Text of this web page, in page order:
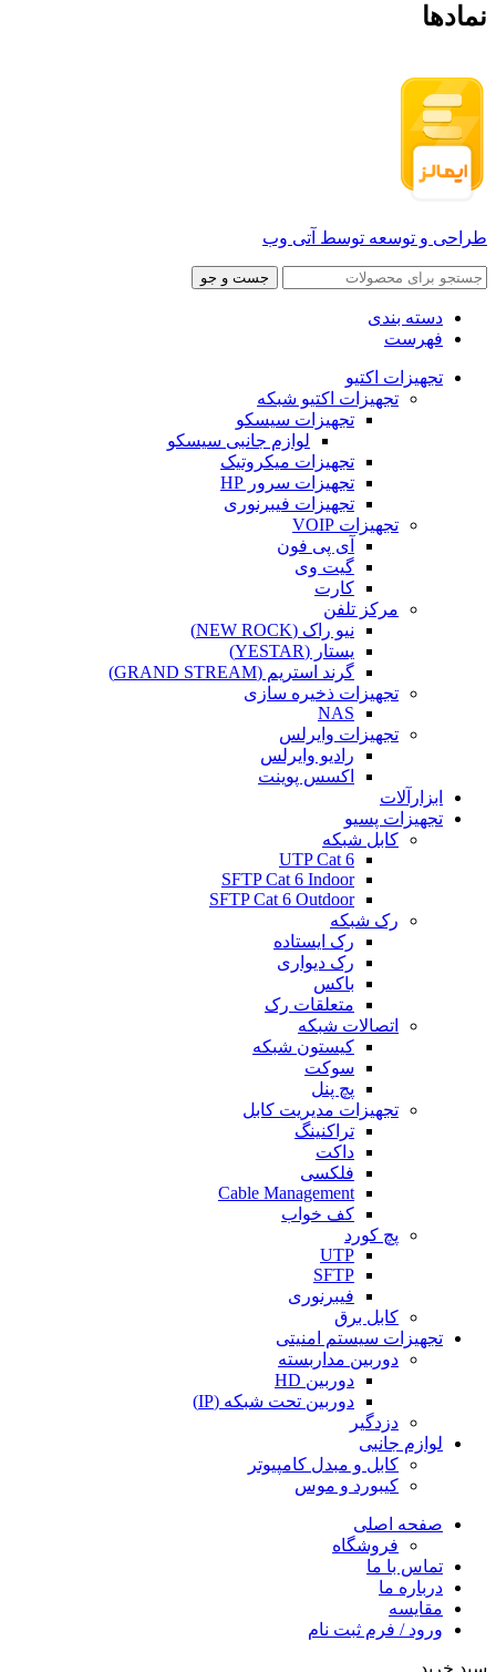
نمادها
طراحی و توسعه توسط آتی وب
جست و جو
دسته بندی
فهرست
تجهیزات اکتیو
تجهیزات اکتیو شبکه
تجهیزات سیسکو
لوازم جانبی سیسکو
تجهیزات میکروتیک
تجهیزات سرور HP
تجهیزات فیبرنوری
تجهیزات VOIP
آی پی فون
گیت وی
کارت
مرکز تلفن
نیو راک (NEW ROCK)
یستار (YESTAR)
گرند استریم (GRAND STREAM)
تجهیزات ذخیره سازی
NAS
تجهیزات وایرلس
رادیو وایرلس
اکسس پوینت
ابزارآلات
تجهیزات پسیو
کابل شبکه
UTP Cat 6
SFTP Cat 6 Indoor
SFTP Cat 6 Outdoor
رک شبکه
رک ایستاده
رک دیواری
باکس
متعلقات رک
اتصالات شبکه
کیستون شبکه
سوکت
پچ پنل
تجهیزات مدیریت کابل
تراکنینگ
داکت
فلکسی
Cable Management
کف خواب
پچ کورد
UTP
SFTP
فیبرنوری
کابل برق
تجهیزات سیستم امنیتی
دوربین مداربسته
دوربین HD
دوربین تحت شبکه (IP)
دزدگیر
لوازم جانبی
کابل و مبدل کامپیوتر
کیبورد و موس
صفحه اصلی
فروشگاه
تماس با ما
درباره ما
مقایسه
ورود / فرم ثبت نام
سبد خرید